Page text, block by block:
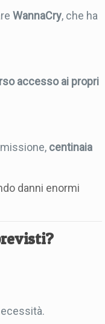
WannaCry, che ha
accesso ai propri
centinaia
danni enormi